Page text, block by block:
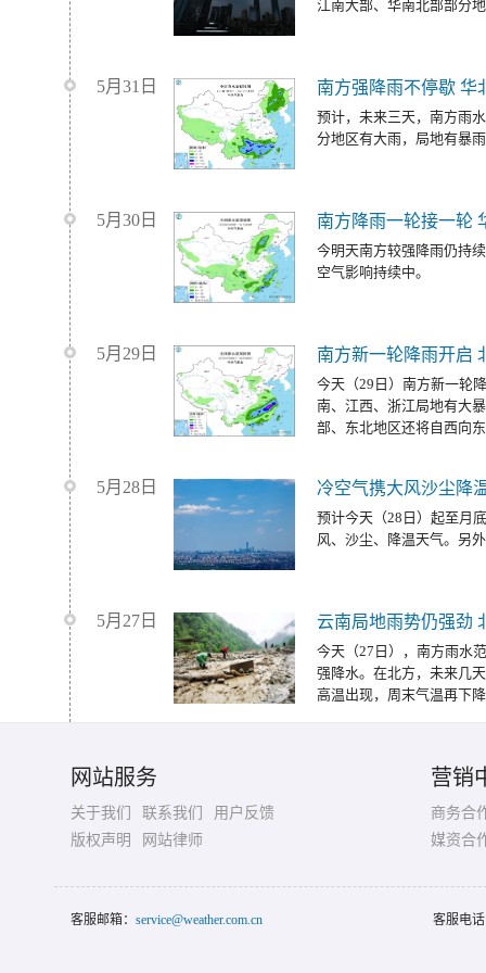
江南大部、华南北部部分
5月31日 南方强降雨不停歇 华
预计，未来三天，南方雨
分地区有大雨，局地有暴
5月30日 南方降雨一轮接一轮
今明天南方较强降雨仍持
空气影响持续中。
5月29日 南方新一轮降雨开启
今天（29日）南方新一轮
南、江西、浙江局地有大
部、东北地区还将自西向
5月28日 冷空气携大风沙尘降
预计今天（28日）起至月
风、沙尘、降温天气。另
5月27日 云南局地雨势仍强劲
今天（27日），南方雨水
强降水。在北方，未来几
高温出现，周末气温再下
网站服务
关于我们 联系我们
用户反馈
版权声明
网站律师
营销
商务合
媒资合
客服邮箱： service@weather.com.cn 客服电